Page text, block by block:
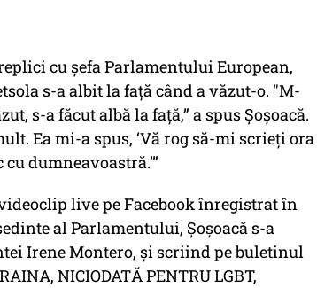
cu șefa Parlamentului European,
s-a albit la față când a văzut-o. "M-
s-a făcut albă la față,” a spus Șoșoacă.
Ea mi-a spus, ‘Vă rog să-mi scrieți ora
dumneavoastră.’”
live pe Facebook înregistrat în
al Parlamentului, Șoșoacă s-a
Irene Montero, și scriind pe buletinul
NICIODATĂ PENTRU LGBT,